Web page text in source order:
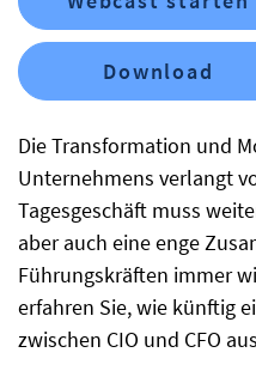
Die Transformation und
Unternehmens verlangt
Tagesgeschäft muss
aber auch eine enge
Führungskräften immer
erfahren Sie, wie künftig
zwischen CIO und CFO
Download